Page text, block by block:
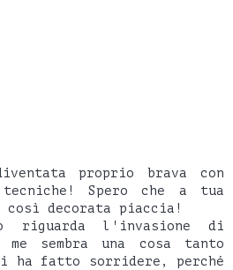
proprio brava con
Spero che a tua
così decorata piaccia!
riguarda l'invasione di
sembra una cosa tanto
ha fatto sorridere, perché